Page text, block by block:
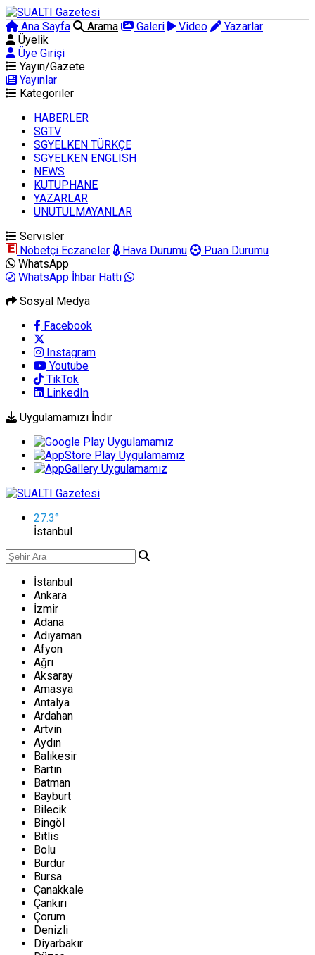
Ana Sayfa Arama Galeri Video
Yazarlar
Üyelik
Üye Girişi
Yayın/Gazete
Yayınlar
Kategoriler
HABERLER
SGTV
SGYELKEN TÜRKÇE
SGYELKEN ENGLISH
NEWS
KUTUPHANE
YAZARLAR
UNUTULMAYANLAR
Servisler
Nöbetçi Eczaneler
Hava Durumu
Puan Durumu
WhatsApp
WhatsApp İhbar Hattı
Sosyal Medya
Facebook
Instagram
Youtube
TikTok
LinkedIn
Uygulamamızı İndir
27.3°
İstanbul
İstanbul
Ankara
İzmir
Adana
Adıyaman
Afyon
Ağrı
Aksaray
Amasya
Antalya
Ardahan
Artvin
Aydın
Balıkesir
Bartın
Batman
Bayburt
Bilecik
Bingöl
Bitlis
Bolu
Burdur
Bursa
Çanakkale
Çankırı
Çorum
Denizli
Diyarbakır